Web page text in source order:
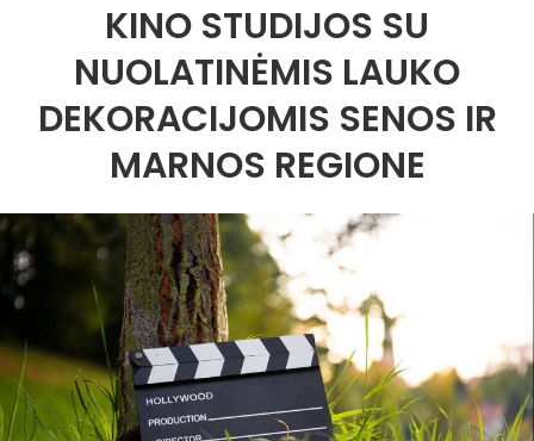
KINO STUDIJOS SU
NUOLATINĖMIS LAUKO
DEKORACIJOMIS SENOS IR
MARNOS REGIONE